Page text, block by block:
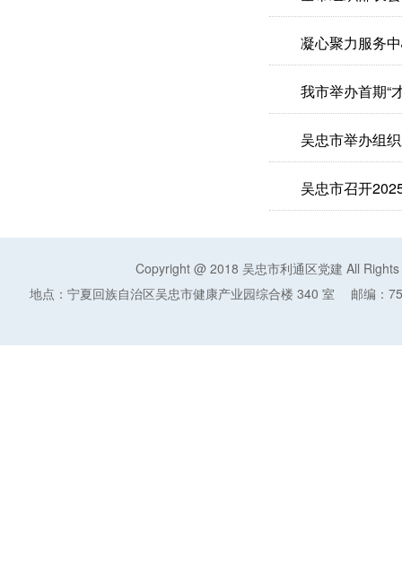
凝心聚力服务
我市举办首期“
吴忠市举办组
吴忠市召开
Copyright @ 2018 吴忠市利通区党建 All
地点：宁夏回族自治区吴忠市健康产业园综合楼 340 室 邮编：